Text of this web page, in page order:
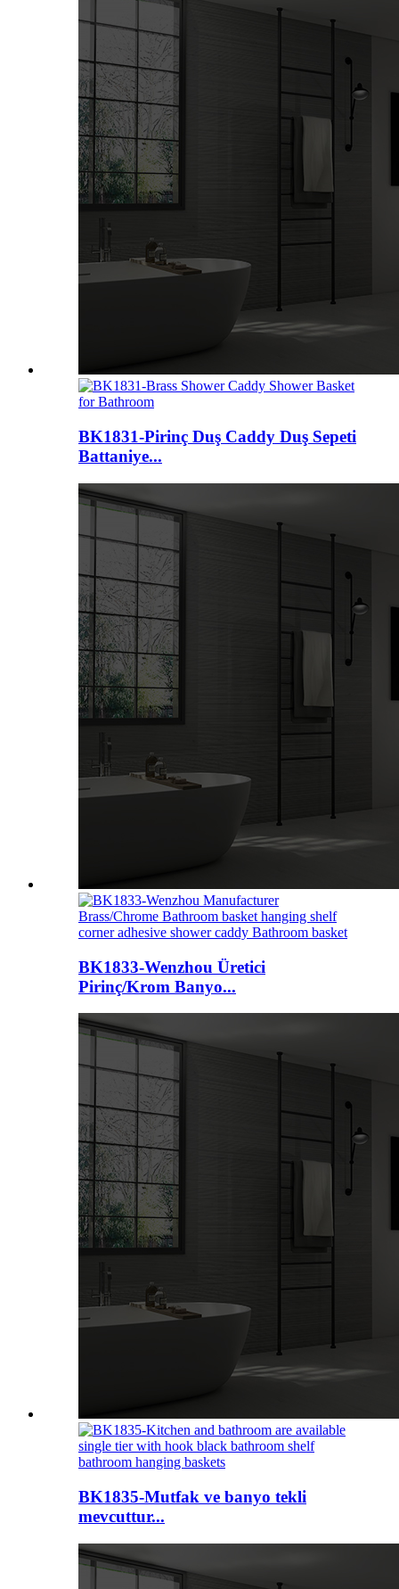
BK1831-Pirinç Duş Caddy Duş Sepeti
Battaniye...
BK1833-Wenzhou Üretici
Pirinç/Krom Banyo...
BK1835-Mutfak ve banyo tekli
mevcuttur...